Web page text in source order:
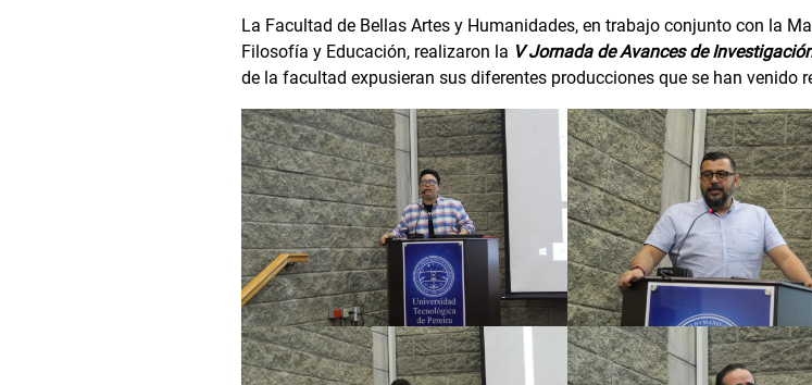
La Facultad de Bellas Artes y Humanidades, en trabajo conjunto con la
Filosofía y Educación, realizaron la V Jornada de Avances de
de la facultad expusieran sus diferentes producciones que se han venido